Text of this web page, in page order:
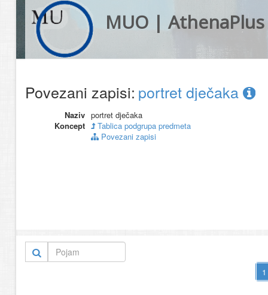
MUO | AthenaPlus
Povezani zapisi: portret dječaka
Naziv portret dječaka
Koncept
Tablica podgrupa predmeta
Povezani zapisi